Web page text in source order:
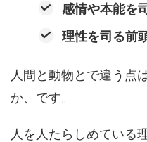
感情や本能を
理性を司る前
人間と動物とで違う点
か、です。
人を人たらしめている